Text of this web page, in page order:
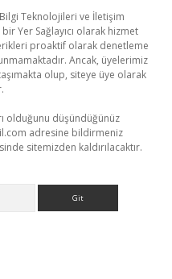
Bilgi Teknolojileri ve İletişim
Yer Sağlayıcı olarak hizmet
proaktif olarak denetleme
Ancak, üyelerimiz
olup, siteye üye olarak
olduğunu düşündüğünüz
adresine bildirmeniz
sitemizden kaldırılacaktır.